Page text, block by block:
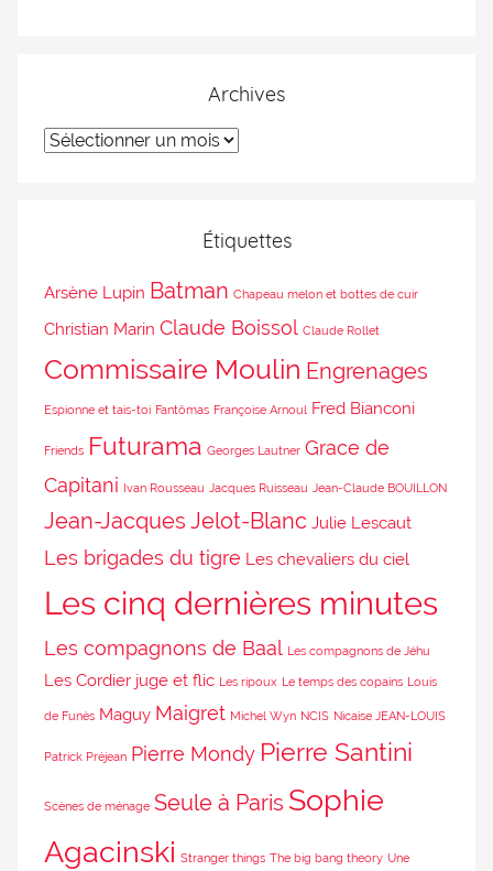
Archives
Étiquettes
Arsène Lupin Batman Chapeau melon et bottes de cuir
Christian Marin Claude Boissol Claude Rollet
Commissaire Moulin Engrenages
Espionne et tais-toi Fantômas Françoise Arnoul Fred Bianconi
Friends Futurama Georges Lautner Grace de
Capitani
Ivan Rousseau Jacques Ruisseau Jean-Claude BOUILLON
Jean-Jacques Jelot-Blanc Julie Lescaut
Les brigades du tigre Les chevaliers du ciel
Les cinq dernières minutes
Les compagnons de Baal Les compagnons de Jéhu
Les Cordier juge et flic Les ripoux Le temps des copains Louis
de Funès Maguy Maigret Michel Wyn NCIS Nicaise JEAN-LOUIS
Patrick Préjean Pierre Mondy Pierre Santini
Scènes de ménage Seule à Paris Sophie
Agacinski Stranger things The big bang theory Une